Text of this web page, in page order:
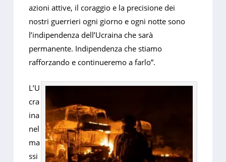
azioni attive, il coraggio e la precisione dei
nostri guerrieri ogni giorno e ogni notte sono
l’indipendenza dell’Ucraina che sarà
permanente. Indipendenza che stiamo
rafforzando e continueremo a farlo”.
L’U
cra
ina
nel
ma
ssi